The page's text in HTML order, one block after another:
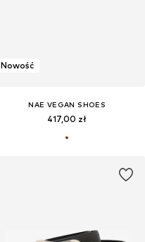
Nowość
NAE VEGAN SHOES
417,00 zł